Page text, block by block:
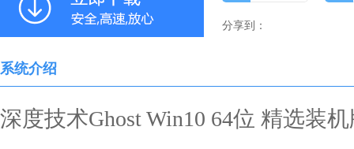
分享到：
系统介绍
深度技术Ghost Win10 64位 精选装